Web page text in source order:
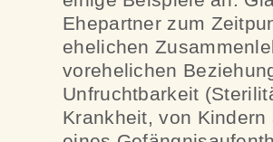
Ehepartner zum
ehelichen
vorehelichen
Unfruchtbarkeit
Krankheit, von